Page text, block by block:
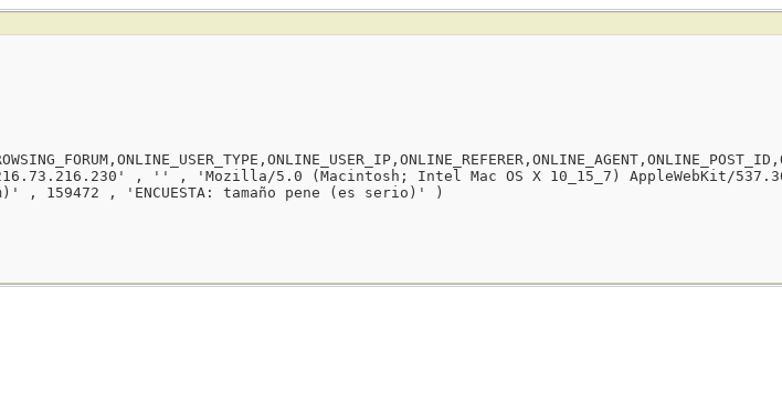
, '' , 'Mozilla/5.0 (Macintosh; Intel Mac OS X 10_15_7) AppleWebKit/
, 159472 , 'ENCUESTA: tamaño pene (es serio)' )